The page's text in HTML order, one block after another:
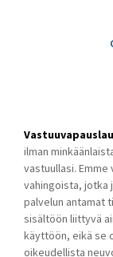
ilman
vastuullasi.
vahingoista, jotka
palvelun antamat
sisältöön liittyvä
käyttöön, eikä se
oikeudellista